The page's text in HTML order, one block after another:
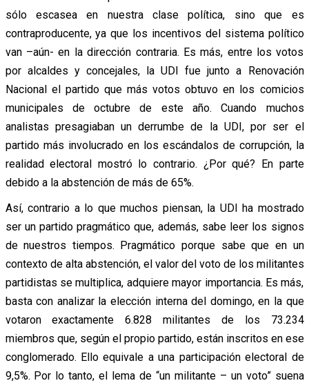
sólo escasea en nuestra clase política, sino que es
contraproducente, ya que los incentivos del sistema político
van –aún- en la dirección contraria. Es más, entre los votos
por alcaldes y concejales, la UDI fue junto a Renovación
Nacional el partido que más votos obtuvo en los comicios
municipales de octubre de este año. Cuando muchos
analistas presagiaban un derrumbe de la UDI, por ser el
partido más involucrado en los escándalos de corrupción, la
realidad electoral mostró lo contrario. ¿Por qué? En parte
debido a la abstención de más de 65%.
Así, contrario a lo que muchos piensan, la UDI ha mostrado
ser un partido pragmático que, además, sabe leer los signos
de nuestros tiempos. Pragmático porque sabe que en un
contexto de alta abstención, el valor del voto de los militantes
partidistas se multiplica, adquiere mayor importancia. Es más,
basta con analizar la elección interna del domingo, en la que
votaron exactamente 6.828 militantes de los 73.234
miembros que, según el propio partido, están inscritos en ese
conglomerado. Ello equivale a una participación electoral de
9,5%. Por lo tanto, el lema de “un militante – un voto” suena